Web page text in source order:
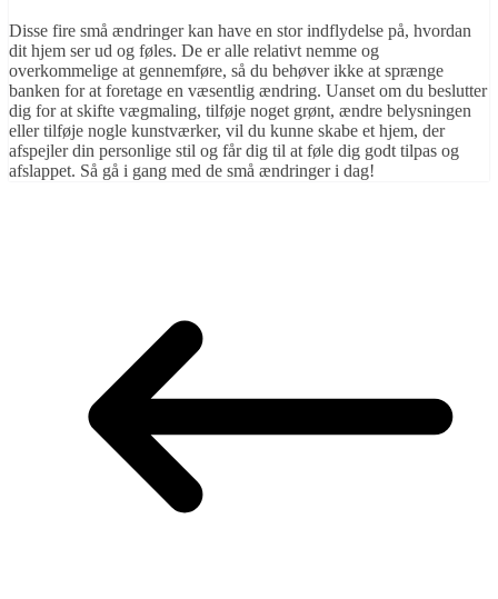
Disse fire små ændringer kan have en stor indflydelse på, hvordan
dit hjem ser ud og føles. De er alle relativt nemme og
overkommelige at gennemføre, så du behøver ikke at sprænge
banken for at foretage en væsentlig ændring. Uanset om du beslutter
dig for at skifte vægmaling, tilføje noget grønt, ændre belysningen
eller tilføje nogle kunstværker, vil du kunne skabe et hjem, der
afspejler din personlige stil og får dig til at føle dig godt tilpas og
afslappet. Så gå i gang med de små ændringer i dag!